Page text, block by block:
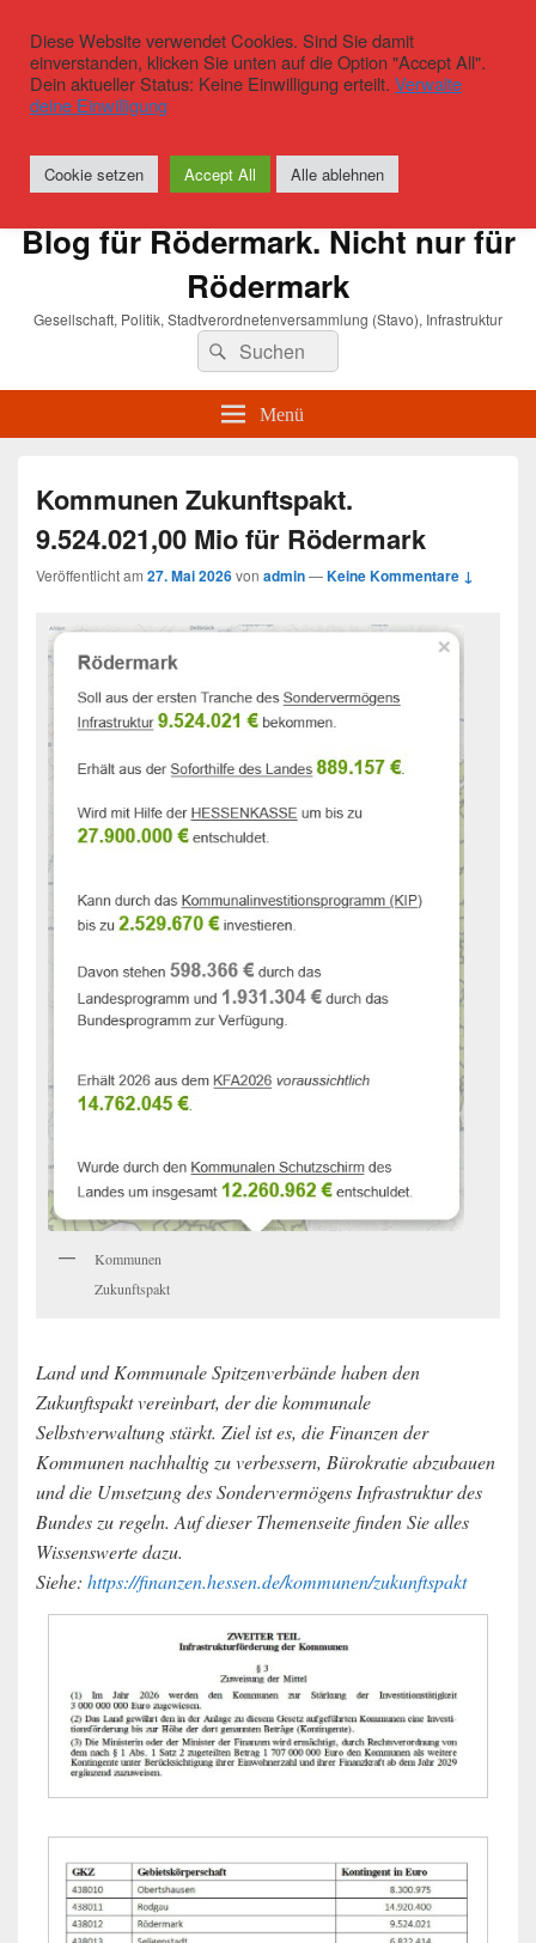
Blog für Rödermark. Nicht nur für
Rödermark
Gesellschaft, Politik, Stadtverordnetenversammlung (Stavo), Infrastruktur
Suchen
nach:
Suchen
Menü
Kommunen Zukunftspakt.
9.524.021,00 Mio für Rödermark
Veröffentlicht am 27. Mai 2026von admin—Keine Kommentare ↓
Kommunen
Zukunftspakt
Land und Kommunale Spitzenverbände haben den
Zukunftspakt vereinbart, der die kommunale
Selbstverwaltung stärkt. Ziel ist es, die Finanzen der
Kommunen nachhaltig zu verbessern, Bürokratie abzubauen
und die Umsetzung des Sondervermögens Infrastruktur des
Bundes zu regeln. Auf dieser Themenseite finden Sie alles
Wissenswerte dazu.
Siehe: https://finanzen.hessen.de/kommunen/zukunftspakt
Diese Website verwendet Cookies. Sind Sie damit
einverstanden, klicken Sie unten auf die Option "Accept All".
Dein aktueller Status: Keine Einwilligung erteilt. Verwalte
deine Einwilligung
Cookie setzen Accept All Alle ablehnen